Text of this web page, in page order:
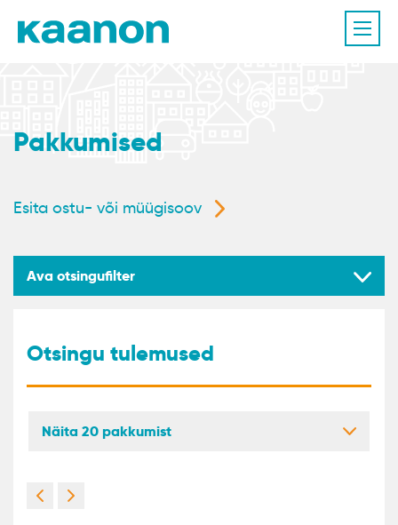
Pakkumised
Esita ostu- või müügisoov
Ava otsingufilter
Otsingu tulemused
Näita 20 pakkumist